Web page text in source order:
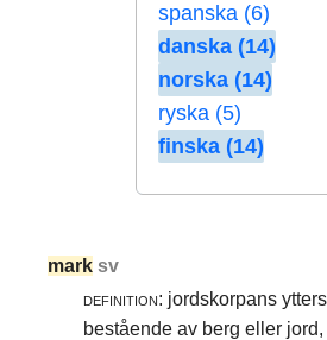
spanska (6)
danska (14)
norska (14)
ryska (5)
finska (14)
mark sv
definition: jordskorpans
bestående av berg eller